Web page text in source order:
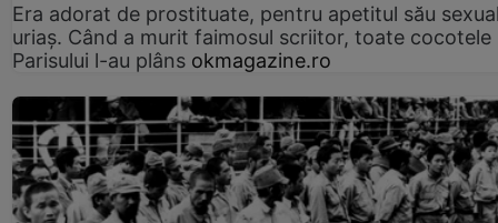
Era adorat de prostituate, pentru apetitul său
uriaș. Când a murit faimosul scriitor, toate cocotele
Parisului l-au plâns okmagazine.ro